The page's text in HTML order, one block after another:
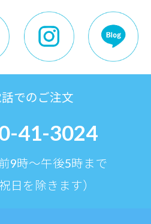
でのご注文
41-3024
9時〜午後5時まで
日を除きます）